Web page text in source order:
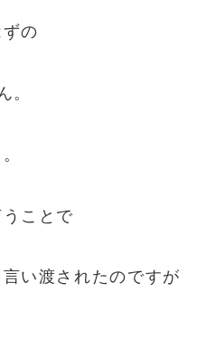
の
。
ことで
い渡されたのですが